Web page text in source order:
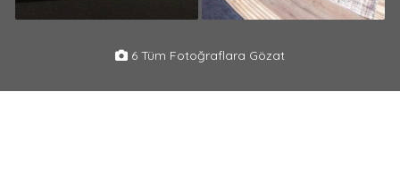
6 Tüm Fotoğraflara Gözat